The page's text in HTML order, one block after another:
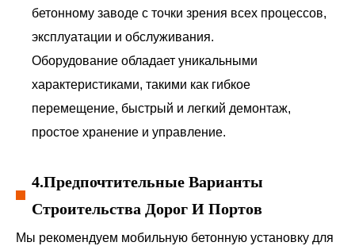
бетонному заводе с точки зрения всех процессов,
эксплуатации и обслуживания.
Оборудование обладает уникальными
характеристиками, такими как гибкое
перемещение, быстрый и легкий демонтаж,
простое хранение и управление.
4.Предпочтительные Варианты
Строительства Дорог И Портов
Мы рекомендуем мобильную бетонную установку для